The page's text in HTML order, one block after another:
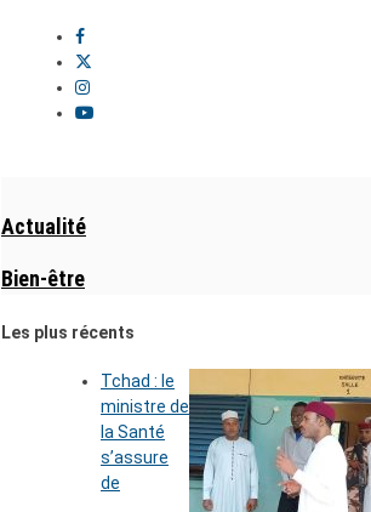
Actualité
Bien-être
Les plus récents
Tchad : le
ministre de
la Santé
s’assure
de